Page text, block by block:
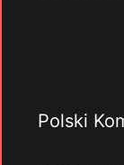
Polski